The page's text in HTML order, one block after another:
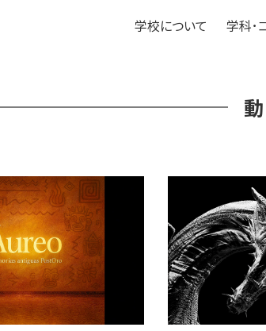
学校について 学科･